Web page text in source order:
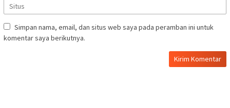
Simpan nama, email, dan situs web saya pada peramban ini untuk
komentar saya berikutnya.